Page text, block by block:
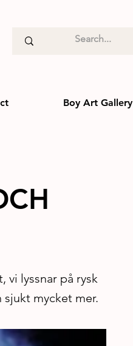
Boy Art Gallery
vi lyssnar på rysk
mycket mer.